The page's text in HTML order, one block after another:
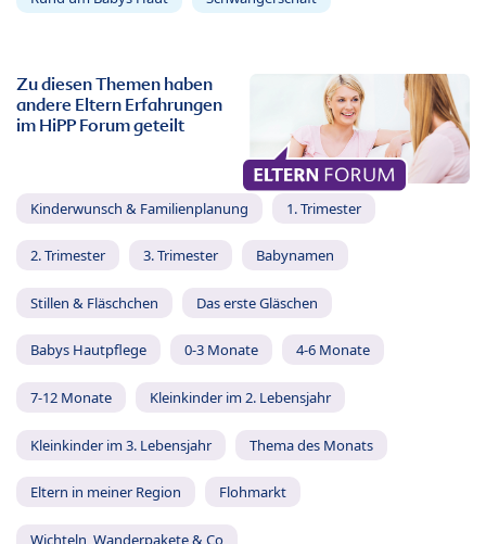
Zu diesen Themen haben
andere Eltern Erfahrungen
im HiPP Forum geteilt
Kinderwunsch & Familienplanung 1. Trimester
2. Trimester 3. Trimester Babynamen
Stillen & Fläschchen Das erste Gläschen
Babys Hautpflege 0-3 Monate 4-6 Monate
7-12 Monate Kleinkinder im 2. Lebensjahr
Kleinkinder im 3. Lebensjahr Thema des Monats
Eltern in meiner Region Flohmarkt
Wichteln, Wanderpakete & Co